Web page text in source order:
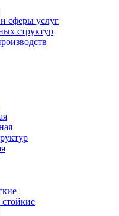
сферы услуг
структур